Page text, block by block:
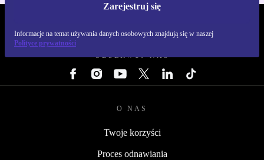
Zarejestruj się
Informacje na temat używania danych osobowych znajdują się w naszej
Polityce prywatności
OBSERWUJ NAS
O NAS
Twoje korzyści
Proces odnawiania